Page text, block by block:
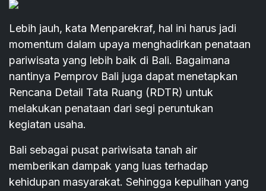
Lebih jauh, kata Menparekraf, hal ini harus jadi
momentum dalam upaya menghadirkan penataan
pariwisata yang lebih baik di Bali. Bagaimana
nantinya Pemprov Bali juga dapat menetapkan
Rencana Detail Tata Ruang (RDTR) untuk
melakukan penataan dari segi peruntukan
kegiatan usaha.
Bali sebagai pusat pariwisata tanah air
memberikan dampak yang luas terhadap
kehidupan masyarakat. Sehingga kepulihan yang